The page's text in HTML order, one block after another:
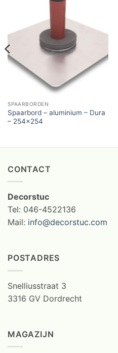
SPAARBORDEN
Spaarbord – aluminium – Dura
– 254×254
CONTACT
Decorstuc
Tel: 046-4522136
Mail: info@decorstuc.com
POSTADRES
Snelliusstraat 3
3316 GV Dordrecht
MAGAZIJN